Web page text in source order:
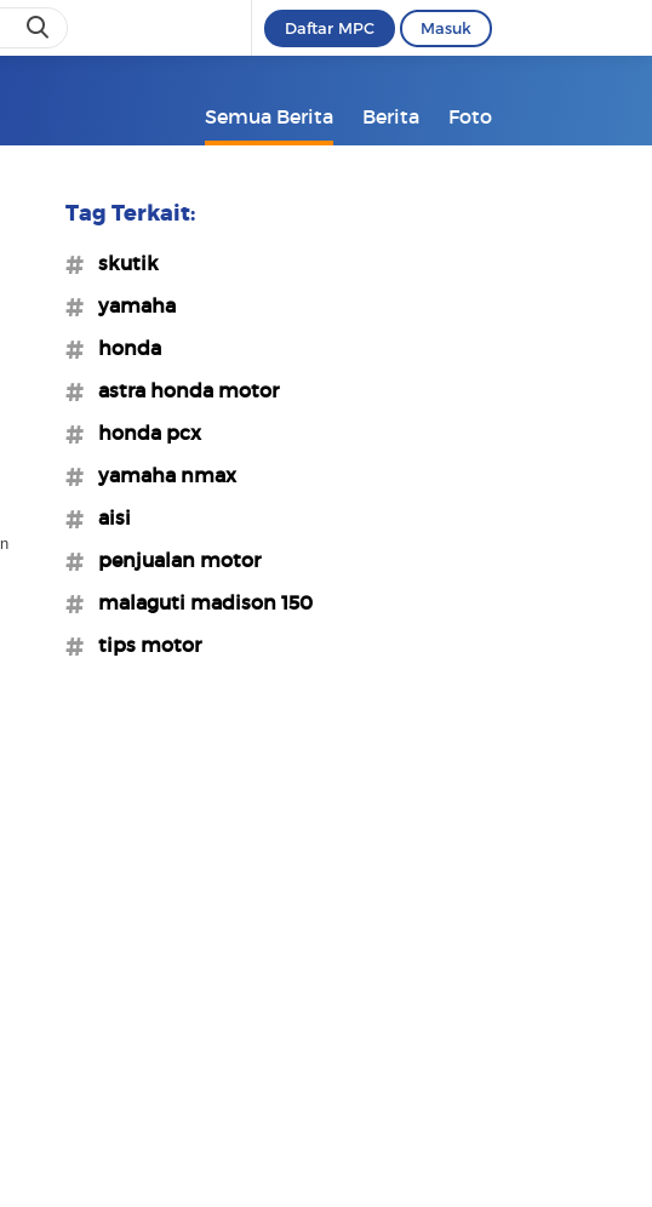
Daftar MPC Masuk
Semua Berita Berita Foto
Tag Terkait:
#skutik
#yamaha
#honda
#astra honda motor
#honda pcx
#yamaha nmax
#aisi
#penjualan motor
#malaguti madison 150
#tips motor